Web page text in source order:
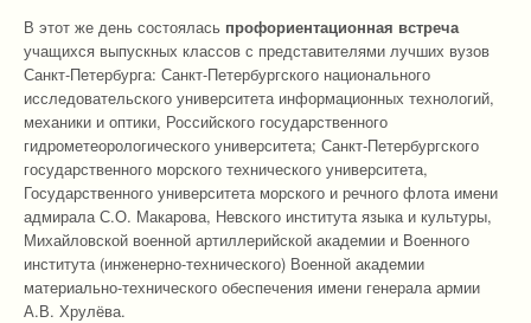
В этот же день состоялась профориентационная встреча
учащихся выпускных классов с представителями лучших вузов
Санкт-Петербурга: Санкт-Петербургского национального
исследовательского университета информационных технологий,
механики и оптики, Российского государственного
гидрометеорологического университета; Санкт-Петербургского
государственного морского технического университета,
Государственного университета морского и речного флота имени
адмирала С.О. Макарова, Невского института языка и культуры,
Михайловской военной артиллерийской академии и Военного
института (инженерно-технического) Военной академии
материально-технического обеспечения имени генерала армии
А.В. Хрулёва.